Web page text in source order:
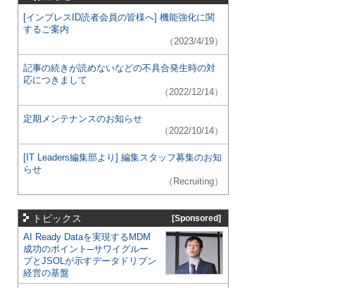
[インプレスID読者会員の皆様へ] 機能強化に関
するご案内
（2023/4/19）
記事の続きが読めないなどの不具合発生時の対
応につきまして
（2022/12/14）
定期メンテナンスのお知らせ
（2022/10/14）
[IT Leaders編集部より] 編集スタッフ募集のお知
らせ
（Recruiting）
トピックス [Sponsored]
AI Ready Dataを実現するMDM
成功のポイント─サワイグルー
プとJSOLが示すデータドリブン
経営の基盤